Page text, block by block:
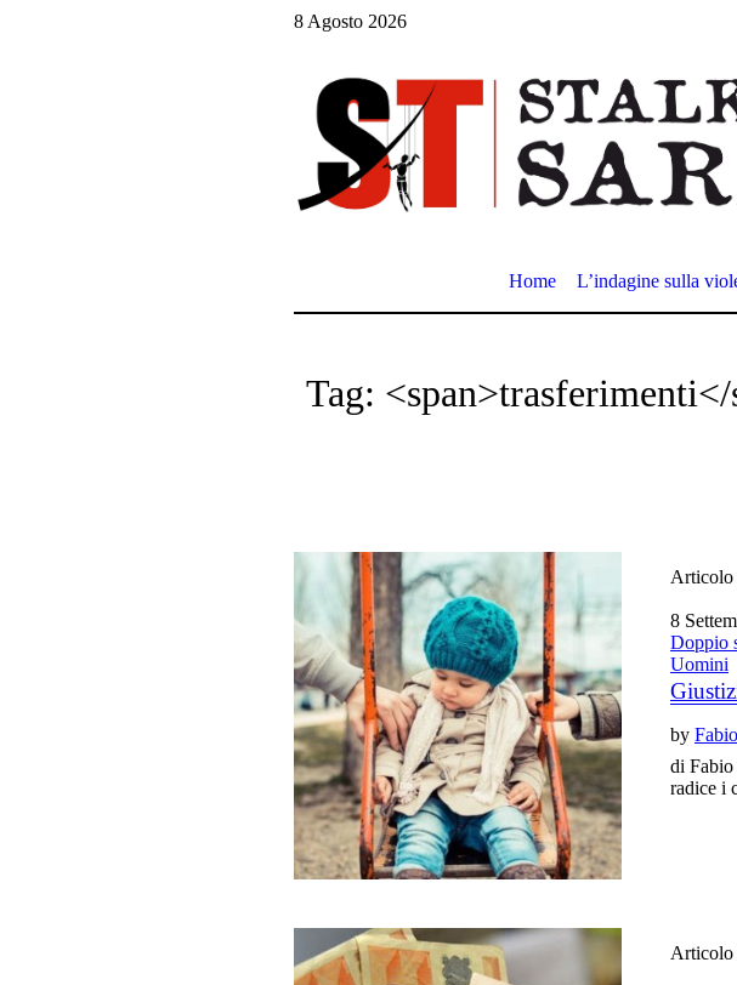
8 Agosto 2026
Home L’indagine sulla
Tag: <span>trasferimenti</
Articolo
8
Doppio
Uomini
by
di Fabio
radice i
Articolo